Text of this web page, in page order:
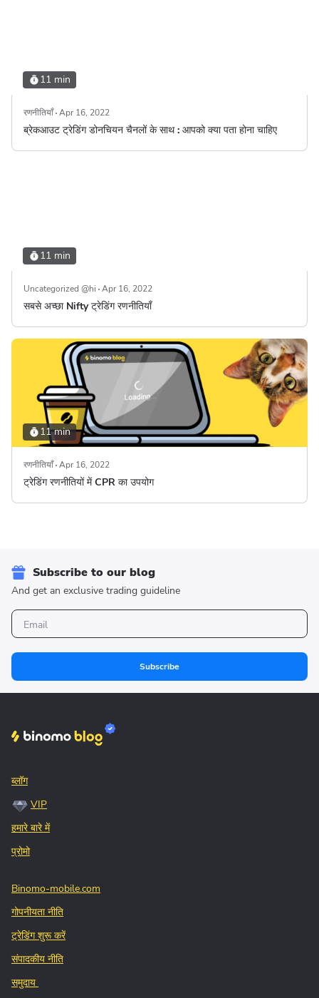
11 min
रणनीतियाँ Apr 16, 2022
ब्रेकआउट ट्रेडिंग डोनचियन चैनलों के साथ : आपको क्या पता होना चाहिए
11 min
Uncategorized @hi Apr 16, 2022
सबसे अच्छा Nifty ट्रेडिंग रणनीतियाँ
11 min
रणनीतियाँ Apr 16, 2022
ट्रेडिंग रणनीतियों में CPR का उपयोग
Subscribe to our blog
And get an exclusive trading guideline
Subscribe
ब्लॉग
VIP
हमारे बारे में
प्रोमो
Binomo-mobile.com
गोपनीयता नीति
ट्रेडिंग शुरू करें
संपादकीय नीति
समुदाय